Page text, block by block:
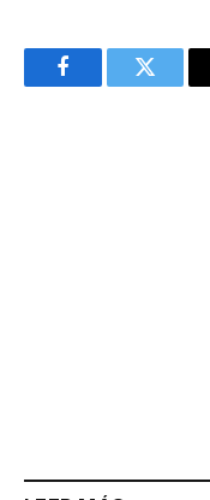
FacebookTwitter